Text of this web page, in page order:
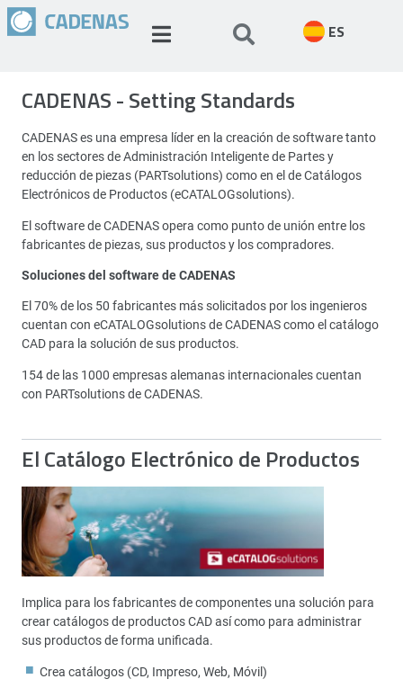
ES
CADENAS - Setting Standards
CADENAS es una empresa líder en la creación de software tanto
en los sectores de Administración Inteligente de Partes y
reducción de piezas (PARTsolutions) como en el de Catálogos
Electrónicos de Productos (eCATALOGsolutions).
El software de CADENAS opera como punto de unión entre los
fabricantes de piezas, sus productos y los compradores.
Soluciones del software de CADENAS
El 70% de los 50 fabricantes más solicitados por los ingenieros
cuentan con eCATALOGsolutions de CADENAS como el catálogo
CAD para la solución de sus productos.
154 de las 1000 empresas alemanas internacionales cuentan
con PARTsolutions de CADENAS.
El Catálogo Electrónico de Productos
Implica para los fabricantes de componentes una solución para
crear catálogos de productos CAD así como para administrar
sus productos de forma unificada.
Crea catálogos (CD, Impreso, Web, Móvil)